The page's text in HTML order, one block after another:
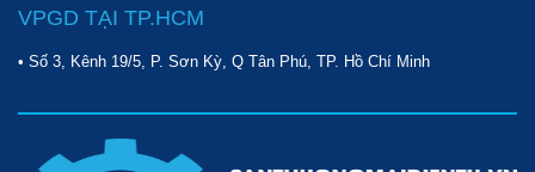
VPGD TẠI TP.HCM
• Số 3, Kênh 19/5, P. Sơn Kỳ, Q Tân Phú, TP. Hồ Chí Minh